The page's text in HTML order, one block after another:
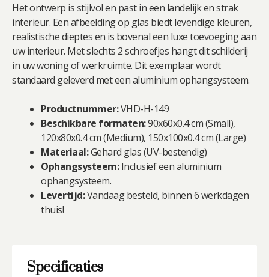
Het ontwerp is stijlvol en past in een landelijk en strak
interieur. Een afbeelding op glas biedt levendige kleuren,
realistische dieptes en is bovenal een luxe toevoeging aan
uw interieur. Met slechts 2 schroefjes hangt dit schilderij
in uw woning of werkruimte. Dit exemplaar wordt
standaard geleverd met een aluminium ophangsysteem.
Productnummer:VHD-H-149
Beschikbare formaten:90x60x0.4 cm (Small),
120x80x0.4 cm (Medium), 150x100x0.4 cm (Large)
Materiaal:Gehard glas (UV-bestendig)
Ophangsysteem:Inclusief een aluminium
ophangsysteem.
Levertijd:Vandaag besteld, binnen 6 werkdagen
thuis!
Specificaties